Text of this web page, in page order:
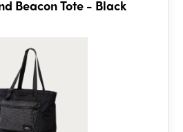
Beacon Tote - Black